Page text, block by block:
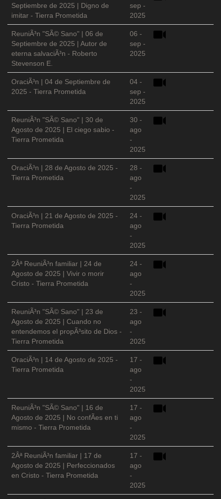
Septiembre de 2025 | Digno de
imitar - Tierra Prometida
sep -
2025
ReuniÃ³n "SÃ© Sano" | 06 de
Septiembre de 2025 | Autor de
eterna salvaciÃ³n - Roberto
Stevenson E.
06 -
sep -
2025
OraciÃ³n | 04 de Septiembre de
2025 - Tierra Prometida
04 -
sep -
2025
ReuniÃ³n "SÃ© Sano" | 30 de
Agosto de 2025 | El ciego sabio -
Tierra Prometida
30 -
ago
-
2025
OraciÃ³n | 28 de Agosto de 2025 -
Tierra Prometida
28 -
ago
-
2025
OraciÃ³n | 21 de Agosto de 2025 -
Tierra Prometida
24 -
ago
-
2025
2Âª ReuniÃ³n familiar | 24 de
Agosto de 2025 | Vivir o morir
Cristo - Tierra Prometida
24 -
ago
-
2025
ReuniÃ³n "SÃ© Sano" | 23 de
Agosto de 2025 | Cuando no
entendemos el propÃ³sito de Dios -
Tierra Prometida
23 -
ago
-
2025
OraciÃ³n | 14 de Agosto de 2025 -
Tierra Prometida
17 -
ago
-
2025
ReuniÃ³n "SÃ© Sano" | 16 de
Agosto de 2025 | No confÃ­es en ti
mismo - Tierra Prometida
17 -
ago
-
2025
2Âª ReuniÃ³n familiar | 17 de
Agosto de 2025 | Perfeccionados
en Cristo - Tierra Prometida
17 -
ago
-
2025